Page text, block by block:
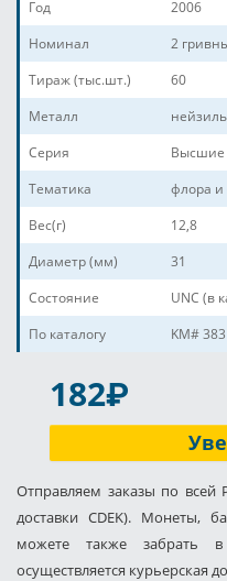
Год
2006
Номинал
2
Тираж (тыс.шт.)
60
Металл
Серия
Высшие
Тематика
флора и
Вес(г)
12,8
Диаметр (мм)
31
Состояние
UNC (в
По каталогу
KM# 383
182P
Отправляем заказы по всей
доставки CDEK). Монеты,
можете также забрать
осуществляется курьерская